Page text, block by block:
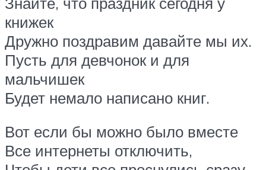
книжек
Дружно поздравим давайте мы их.
Пусть для девчонок и для
мальчишек
Будет немало написано книг.
Вот если бы можно было вместе
Все интернеты отключить,